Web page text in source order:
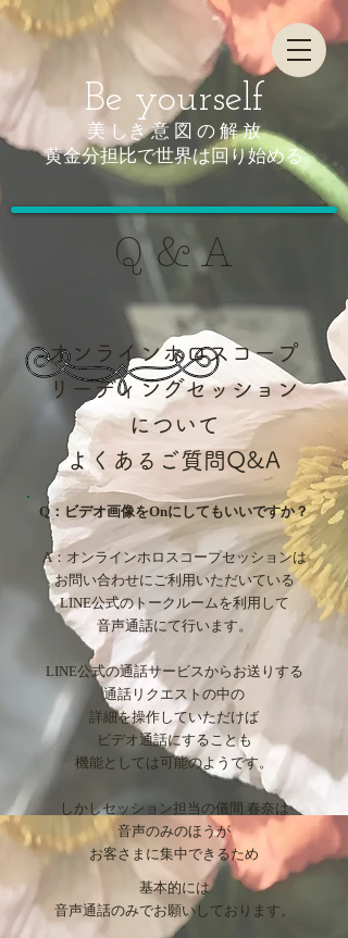
Be yourself
美 しき 意 図 の 解 放
​黄金分担比で世界は回り始める
Q & A
オンラインホロスコープ
リーディングセッション
について
よくあるご質問Q&A
Q：ビデオ画像をOnにしてもいいですか？
A： オンラインホロスコープセッションは
お問い合わせにご利用いただいている
LINE公式のトークルームを利用して
音声通話にて行います。
LINE公式の通話サービスから お送りする
通話リクエストの中の
詳細を操作していただけば
ビデオ通話にすることも
機能としては可能のようです。
しかしセッション担当の儀間 春奈は
音声のみのほうが
お客さまに集中できるため
基本的には
音声通話のみでお願いしております。